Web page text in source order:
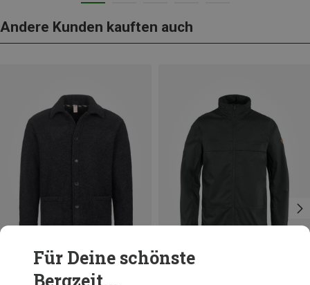
Andere Kunden kauften auch
Du sparst bis 34%
Für Deine schönste